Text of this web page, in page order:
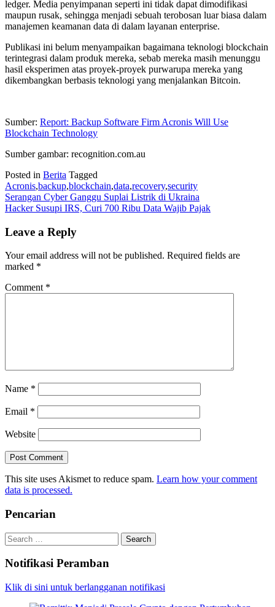
ledger. Media penyimpanan seperti ini tidak dapat dimodifikasi
maupun rusak, sehingga menjadi sebuah terobosan luar biasa dalam
manajemen keamanan data di dalam layanan enterprise.
Publikasi ini belum menyampaikan bagaimana teknologi blockchain
terintegrasi dalam produk mereka, sebab mereka masih menunggu
hasil eksperimen atas proyek-proyek purwarupa mereka yang
dikembangkan berbasis teknologi yang menjalankan Bitcoin.
Sumber: Report: Backup Software Firm Acronis Will Use
Blockchain Technology
Sumber gambar: recognition.com.au
Posted in Berita Tagged
Acronis,backup,blockchain,data,recovery,security
Post
navigation
Serangan Cyber Ganggu Suplai Listrik di Ukraina
Hacker Susupi IRS, Curi 700 Ribu Data Wajib Pajak
Leave a Reply
Your email address will not be published. Required fields are
marked *
Comment *
Name *
Email *
Website
This site uses Akismet to reduce spam. Learn how your comment
data is processed.
Pencarian
Search
for:
Notifikasi Peramban
Klik di sini untuk berlangganan notifikasi